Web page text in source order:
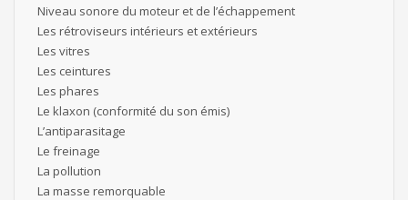
Niveau sonore du moteur et de l’échappement
Les rétroviseurs intérieurs et extérieurs
Les vitres
Les ceintures
Les phares
Le klaxon (conformité du son émis)
L’antiparasitage
Le freinage
La pollution
La masse remorquable